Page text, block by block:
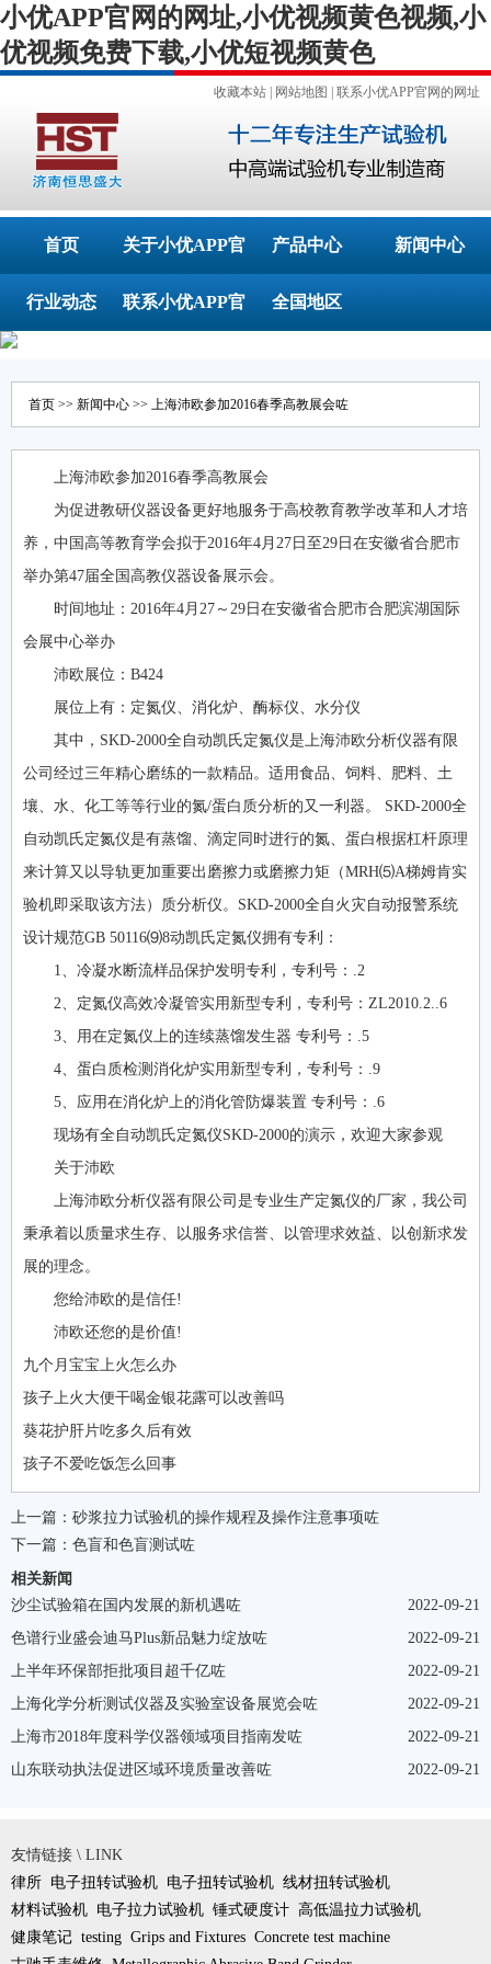
小优APP官网的网址,小优视频黄色视频,小
优视频免费下载,小优短视频黄色
收藏本站 网站地图 联系小优APP官网的网址
首页 关于小优APP官
网的网址
产品中心 新闻中心
行业动态 联系小优APP官 全国地区
首页 >> 新闻中心 >> 上海沛欧参加2016春季高教展会咗
上海沛欧参加2016春季高教展会
为促进教研仪器设备更好地服务于高校教育教学改革和人才培
养，中国高等教育学会拟于2016年4月27日至29日在安徽省合肥市
举办第47届全国高教仪器设备展示会。
时间地址：2016年4月27～29日在安徽省合肥市合肥滨湖国际
会展中心举办
沛欧展位：B424
展位上有：定氮仪、消化炉、酶标仪、水分仪
其中，SKD-2000全自动凯氏定氮仪是上海沛欧分析仪器有限
公司经过三年精心磨练的一款精品。适用食品、饲料、肥料、土
壤、水、化工等等行业的氮/蛋白质分析的又一利器。 SKD-2000全
自动凯氏定氮仪是有蒸馏、滴定同时进行的氮、蛋白根据杠杆原理
来计算又以导轨更加重要出磨擦力或磨擦力矩（MRH⑸A梯姆肯实
验机即采取该方法）质分析仪。SKD-2000全自火灾自动报警系统
设计规范GB 50116⑼8动凯氏定氮仪拥有专利：
1、冷凝水断流样品保护发明专利，专利号：.2
2、定氮仪高效冷凝管实用新型专利，专利号：ZL2010.2..6
3、用在定氮仪上的连续蒸馏发生器 专利号：.5
4、蛋白质检测消化炉实用新型专利，专利号：.9
5、应用在消化炉上的消化管防爆装置 专利号：.6
现场有全自动凯氏定氮仪SKD-2000的演示，欢迎大家参观
关于沛欧
上海沛欧分析仪器有限公司是专业生产定氮仪的厂家，我公司
秉承着以质量求生存、以服务求信誉、以管理求效益、以创新求发
展的理念。
您给沛欧的是信任!
沛欧还您的是价值!
九个月宝宝上火怎么办
孩子上火大便干喝金银花露可以改善吗
葵花护肝片吃多久后有效
孩子不爱吃饭怎么回事
上一篇： 砂浆拉力试验机的操作规程及操作注意事项咗
下一篇： 色盲和色盲测试咗
相关新闻
2022-09-21
沙尘试验箱在国内发展的新机遇咗
2022-09-21
色谱行业盛会迪马Plus新品魅力绽放咗
2022-09-21
上半年环保部拒批项目超千亿咗
2022-09-21
上海化学分析测试仪器及实验室设备展览会咗
2022-09-21
上海市2018年度科学仪器领域项目指南发咗
2022-09-21
山东联动执法促进区域环境质量改善咗
友情链接 \ LINK
律所 电子扭转试验机 电子扭转试验机 线材扭转试验机
材料试验机 电子拉力试验机 锤式硬度计 高低温拉力试验机
健康笔记 testing Grips and Fixtures Concrete test machine